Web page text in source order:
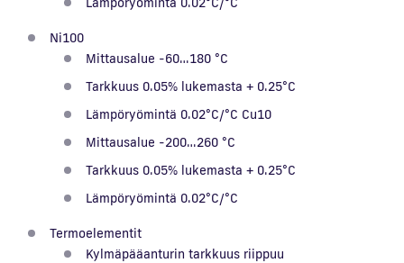
Ni100
Mittausalue -60…180 °C
Tarkkuus 0.05% lukemasta + 0.25°C
Lämpöryömintä 0.02°C/°C Cu10
Mittausalue -200…260 °C
Tarkkuus 0.05% lukemasta + 0.25°C
Lämpöryömintä 0.02°C/°C
Termoelementit
Kylmäpääanturin tarkkuus riippuu